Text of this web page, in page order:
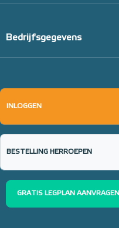
Bedrijfsgegevens
INLOGGEN
BESTELLING HERROEPEN
GRATIS LEGPLAN AANVRAGEN